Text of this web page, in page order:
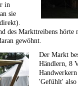
in
sie
des Markttreibens hörte
gewöhnt.
Der Markt
Händlern, 8
'Gefühlt'